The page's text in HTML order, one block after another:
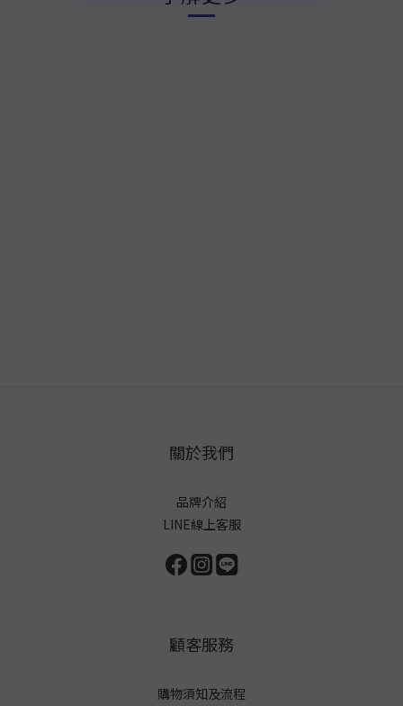
關於我們
品牌介紹
LINE線上客服
顧客服務
購物須知及流程